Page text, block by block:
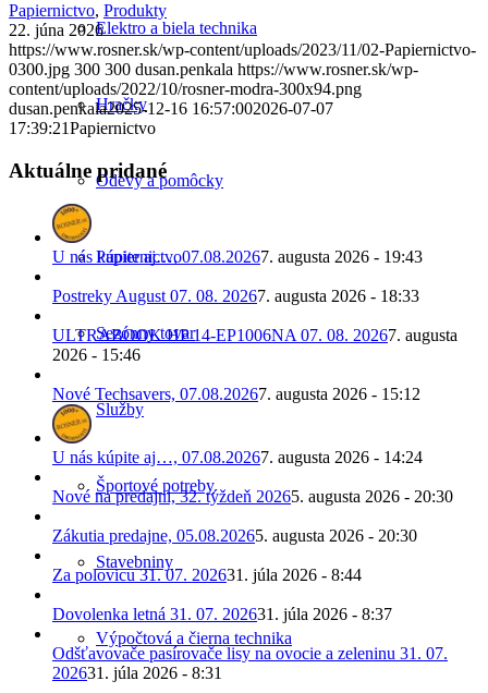
Elektro a biela technika
Hračky
Odevy a pomôcky
Papiernictvo
Sezónny tovar
Služby
Športové potreby
Stavebniny
Výpočtová a čierna technika
Papiernictvo, Produkty
22. júna 2026
https://www.rosner.sk/wp-content/uploads/2023/11/02-Papiernictvo-
0300.jpg 300 300 dusan.penkala https://www.rosner.sk/wp-
content/uploads/2022/10/rosner-modra-300x94.png
dusan.penkala2025-12-16 16:57:002026-07-07
17:39:21Papiernictvo
Aktuálne pridané
U nás kúpite aj…, 07.08.20267. augusta 2026 - 19:43
Postreky August 07. 08. 20267. augusta 2026 - 18:33
ULTRABOOK HP 14-EP1006NA 07. 08. 20267. augusta
2026 - 15:46
Nové Techsavers, 07.08.20267. augusta 2026 - 15:12
U nás kúpite aj…, 07.08.20267. augusta 2026 - 14:24
Nové na predajni, 32. týždeň 20265. augusta 2026 - 20:30
Zákutia predajne, 05.08.20265. augusta 2026 - 20:30
Za polovicu 31. 07. 202631. júla 2026 - 8:44
Dovolenka letná 31. 07. 202631. júla 2026 - 8:37
Odšťavovače pasírovače lisy na ovocie a zeleninu 31. 07.
202631. júla 2026 - 8:31